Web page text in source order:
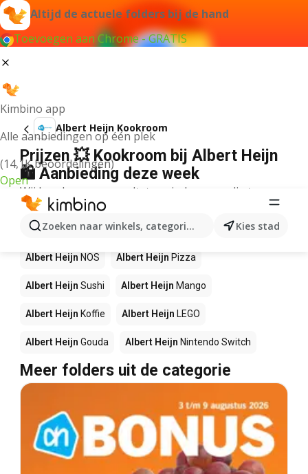
Altijd de actuele folders bij de hand
Toevoegen aan Chrome - GRATIS
Kimbino app
Alle aanbiedingen op één plek
(14,1K beoordelingen)
Open
Zoeken naar winkels, categorieën, producten...
Kies stad
Albert Heijn Kookroom
Prijzen 💥 Kookroom bij Albert Heijn
🛍️ Aanbieding deze week
Wij konden geen resultaten vinden voor die term.
Andere producten in winkels Albert
Heijn
Albert Heijn NOS Albert Heijn Pizza
Albert Heijn Sushi Albert Heijn Mango
Albert Heijn Koffie Albert Heijn LEGO
Albert Heijn Gouda Albert Heijn Nintendo Switch
Meer folders uit de categorie